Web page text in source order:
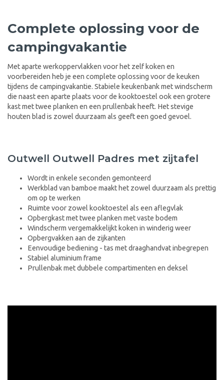
Complete oplossing voor de
campingvakantie
Met aparte werkoppervlakken voor het zelf koken en
voorbereiden heb je een complete oplossing voor de keuken
tijdens de campingvakantie. Stabiele keukenbank met windscherm
die naast een aparte plaats voor de kooktoestel ook een grotere
kast met twee planken en een prullenbak heeft. Het stevige
houten blad is zowel duurzaam als geeft een goed gevoel.
Outwell Outwell Padres met zijtafel
Wordt in enkele seconden gemonteerd
Werkblad van bamboe maakt het zowel duurzaam als prettig
om op te werken
Ruimte voor zowel kooktoestel als een aflegvlak
Opbergkast met twee planken met vaste bodem
Windscherm vergemakkelijkt koken in winderig weer
Opbergvakken aan de zijkanten
Eenvoudige bediening - tas met draaghandvat inbegrepen
Stabiel aluminium frame
Prullenbak met dubbele compartimenten en deksel